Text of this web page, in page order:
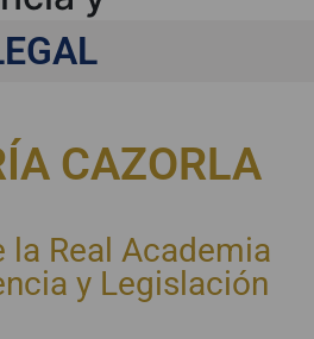
España
CAZORLA
la Real Academia
y Legislación